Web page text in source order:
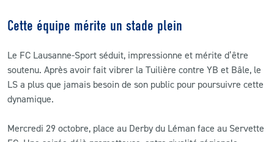
Cette équipe mérite un stade plein
Le FC Lausanne-Sport séduit, impressionne et mérite d’être
soutenu. Après avoir fait vibrer la Tuilière contre YB et Bâle, le
LS a plus que jamais besoin de son public pour poursuivre cette
dynamique.
Mercredi 29 octobre, place au Derby du Léman face au Servette